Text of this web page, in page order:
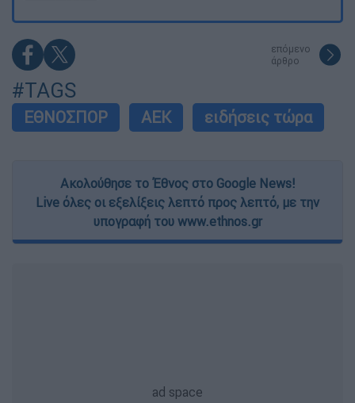
επόμενο
άρθρο
#TAGS
ΕΘΝΟΣΠΟΡ ΑΕΚ ειδήσεις τώρα
Ακολούθησε το Έθνος στο Google News!
Live όλες οι εξελίξεις λεπτό προς λεπτό, με την
υπογραφή του www.ethnos.gr